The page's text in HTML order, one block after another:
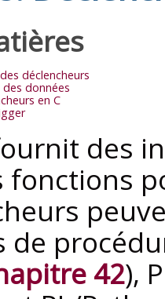
déclencheurs
données
en C
des
fonctions
de
42),